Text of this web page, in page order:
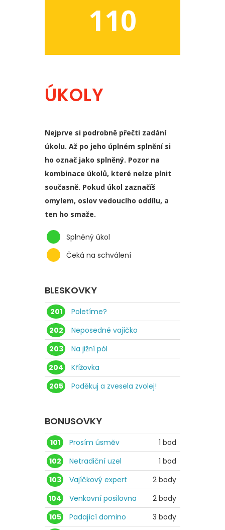
110
ÚKOLY
Nejprve si podrobně přečti zadání
úkolu. Až po jeho úplném splnění si
ho označ jako splněný. Pozor na
kombinace úkolů, které nelze plnit
současně. Pokud úkol zaznačíš
omylem, oslov vedoucího oddílu, a
ten ho smaže.
Splněný úkol
Čeká na schválení
BLESKOVKY
201
Poletíme?
202
Neposedné vajíčko
203
Na jižní pól
204
Křížovka
205
Poděkuj a zvesela zvolej!
BONUSOVKY
101 Prosím úsměv
1 bod
102
Netradiční uzel
1 bod
103
Vajíčkový expert
2 body
104
Venkovní posilovna
2 body
105
Padající domino
3 body